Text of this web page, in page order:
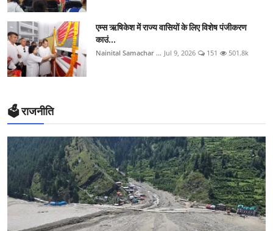
एम्स ऋषिकेश में राज्य वासियों के लिए विशेष पंजीकरण
काउं...
Nainital Samachar ... Jul 9, 2026 151 501.8k
🗳️ राजनीति